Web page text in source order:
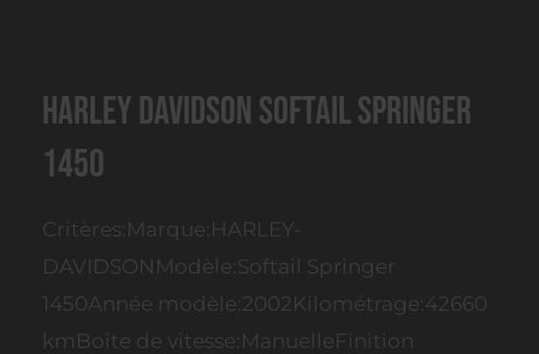
Harley Davidson Softail Springer
1450
Critères:Marque:HARLEY-
DAVIDSONModèle:Softail Springer
1450Année modèle:2002Kilométrage:42660
kmBoîte de vitesse:ManuelleFinition